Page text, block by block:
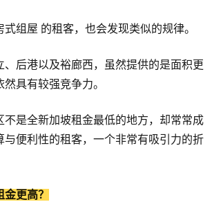
式组屋 的租客，也会发现类似的规律。
、后港以及裕廊西，虽然提供的是面积更
具有较强竞争力。
不是全新加坡租金最低的地方，却常常成
与便利性的租客，一个非常有吸引力的折
更高？